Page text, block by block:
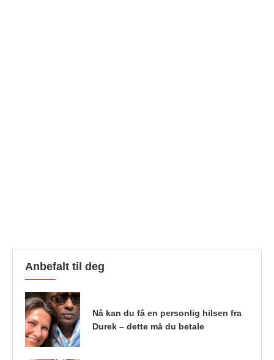
Anbefalt til deg
Nå kan du få en personlig hilsen fra
Durek – dette må du betale